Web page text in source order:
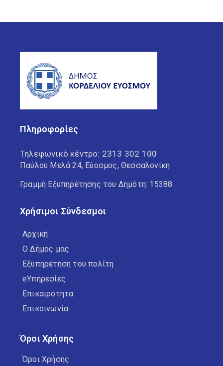
Πληροφορίες
Τηλεφωνικό κέντρο: 2313 302 100
Παύλου Μελά 24, Εύοσμος, Θεσσαλονίκη
Γραμμή Εξυπηρέτησης του Δημότη: 15388
Χρήσιμοι Σύνδεσμοι
Αρχική
Ο Δήμος μας
Εξυπηρέτηση του πολίτη
eΥπηρεσίες
Επικαιρότητα
Επικοινωνία
Όροι Χρήσης
Όροι Χρήσης